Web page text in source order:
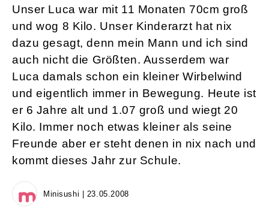
Unser Luca war mit 11 Monaten 70cm groß
und wog 8 Kilo. Unser Kinderarzt hat nix
dazu gesagt, denn mein Mann und ich sind
auch nicht die Größten. Ausserdem war
Luca damals schon ein kleiner Wirbelwind
und eigentlich immer in Bewegung. Heute ist
er 6 Jahre alt und 1.07 groß und wiegt 20
Kilo. Immer noch etwas kleiner als seine
Freunde aber er steht denen in nix nach und
kommt dieses Jahr zur Schule.
Minisushi | 23.05.2008